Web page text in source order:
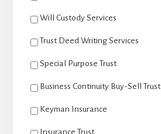
Will Custody Services
Trust Deed Writing Services
Special Purpose Trust
Business Continuity Buy-Sell Trust
Keyman Insurance
Insurance Trust